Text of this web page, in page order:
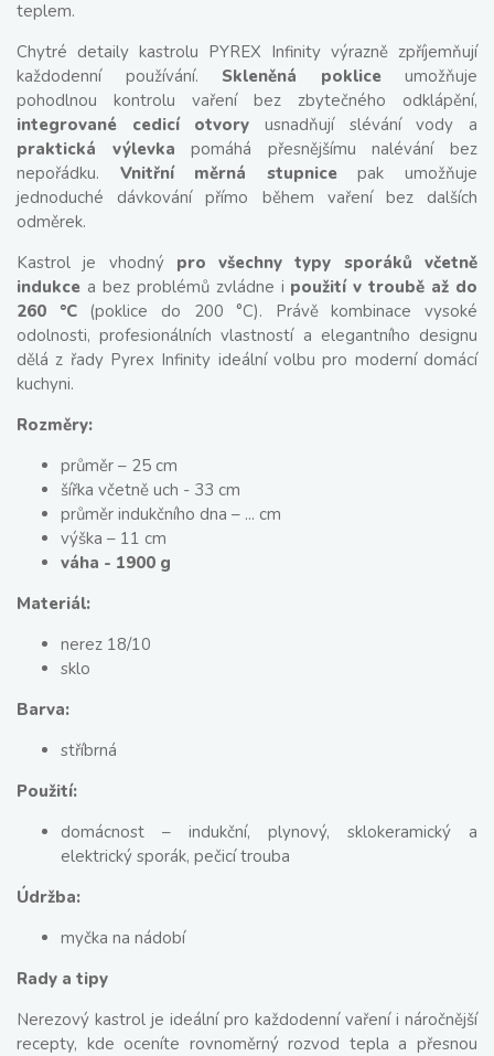
teplem.
Chytré detaily kastrolu PYREX Infinity výrazně zpříjemňují
každodenní používání. Skleněná pokliceumožňuje
pohodlnou kontrolu vaření bez zbytečného odklápění,
integrované cedicí otvory usnadňují slévání vody a
praktická výlevka pomáhá přesnějšímu nalévání bez
nepořádku. Vnitřní měrná stupnicepak umožňuje
jednoduché dávkování přímo během vaření bez dalších
odměrek.
Kastrol je vhodný pro všechny typy sporáků včetně
indukce a bez problémů zvládne i použití v troubě až do
260 °C(poklice do 200 °C). Právě kombinace vysoké
odolnosti, profesionálních vlastností a elegantního designu
dělá z řady Pyrex Infinity ideální volbu pro moderní domácí
kuchyni.
Rozměry:
průměr – 25 cm
šířka včetně uch - 33 cm
průměr indukčního dna – ... cm
výška – 11 cm
váha - 1900 g
Materiál:
nerez 18/10
sklo
Barva:
stříbrná
Použití:
domácnost – indukční, plynový, sklokeramický a
elektrický sporák, pečicí trouba
Údržba:
myčka na nádobí
Rady a tipy
Nerezový kastrol je ideální pro každodenní vaření i náročnější
recepty, kde oceníte rovnoměrný rozvod tepla a přesnou